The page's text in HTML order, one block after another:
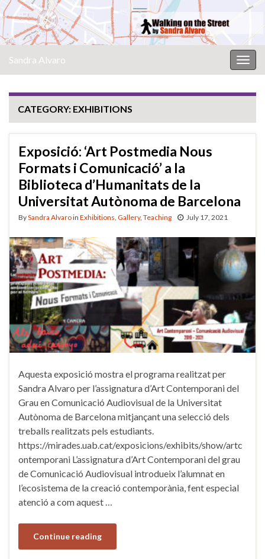
Sandra Alvaro
CATEGORY: EXHIBITIONS
Exposició: ‘Art Postmedia Nous
Formats i Comunicació’ a la
Biblioteca d’Humanitats de la
Universitat Autònoma de Barcelona
BySandra Alvaroin Exhibitions Gallery, Teaching July 17, 2021
Aquesta exposició mostra el programa realitzat per
Sandra Alvaro per l’assignatura d’Art Contemporani del
Grau en Comunicació Audiovisual de la Universitat
Autònoma de Barcelona mitjançant una selecció dels
treballs realitzats pels estudiants.
https://mirades.uab.cat/exposicions/exhibits/show/artc
ontemporani L’assignatura d’Art Contemporani del grau
de Comunicació Audiovisual introdueix l’alumnat en
l’ecosistema de la creació contemporània, fent especial
atenció a com aquest …
Continue reading